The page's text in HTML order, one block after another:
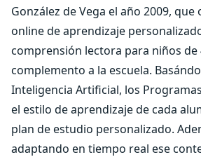
González de Vega el año 2009,
online de aprendizaje
comprensión lectora para niños de
complemento a la escuela.
Inteligencia Artificial, los
el estilo de aprendizaje de cada
plan de estudio personalizado.
adaptando en tiempo real ese